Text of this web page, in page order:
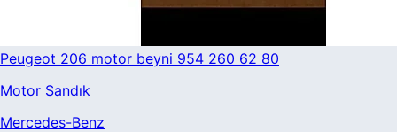
Peugeot 206 motor beyni 954 260 62 80
Motor Sandık
Mercedes-Benz